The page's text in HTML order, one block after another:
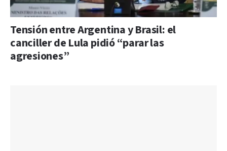
Tensión entre Argentina y Brasil: el
canciller de Lula pidió “parar las
agresiones”